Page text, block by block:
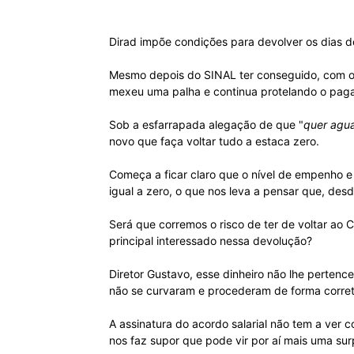
Dirad impõe condições para devolver os dias
Mesmo depois do SINAL ter conseguido, com
mexeu uma palha e continua protelando o
Sob a esfarrapada alegação de que "quer
novo que faça voltar tudo a estaca zero.
Começa a ficar claro que o nível de empenho
igual a zero, o que nos leva a pensar que,
Será que corremos o risco de ter de voltar ao
principal interessado nessa devolução?
Diretor Gustavo, esse dinheiro não lhe
não se curvaram e procederam de forma
A assinatura do acordo salarial não tem a ver
nos faz supor que pode vir por aí mais uma